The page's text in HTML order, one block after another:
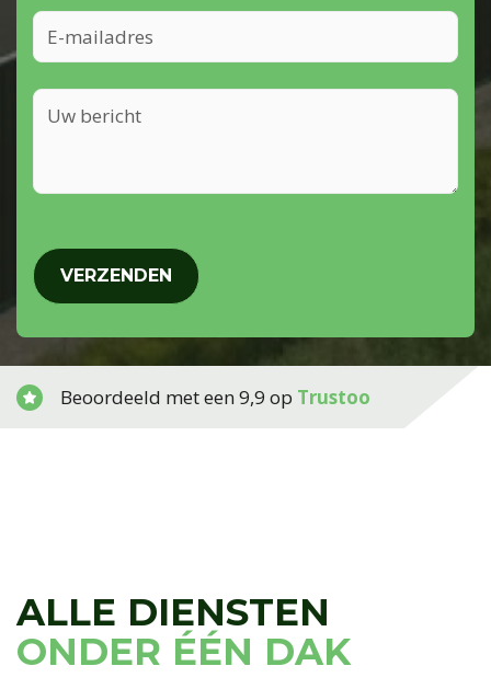
E-
MAILADRES
UW
BERICHT
Beoordeeld met een 9,9 op Trustoo
ALLE DIENSTEN
ONDER ÉÉN DAK